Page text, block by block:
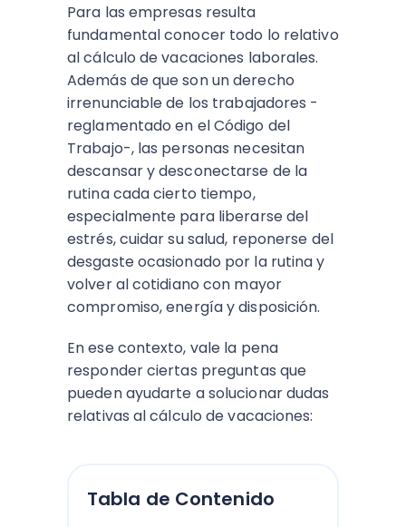
Para las empresas resulta
fundamental conocer todo lo relativo
al cálculo de vacaciones laborales.
Además de que son un derecho
irrenunciable de los trabajadores -
reglamentado en el Código del
Trabajo-, las personas necesitan
descansar y desconectarse de la
rutina cada cierto tiempo,
especialmente para liberarse del
estrés, cuidar su salud, reponerse del
desgaste ocasionado por la rutina y
volver al cotidiano con mayor
compromiso, energía y disposición.
En ese contexto, vale la pena
responder ciertas preguntas que
pueden ayudarte a solucionar dudas
relativas al cálculo de vacaciones:
Tabla de Contenido